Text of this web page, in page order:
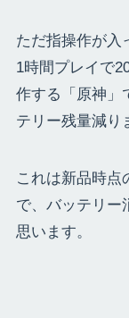
ただ指操作が入
1時間プレイで
作する「原神」
テリー残量減り
これは新品時点
で、バッテリー
思います。